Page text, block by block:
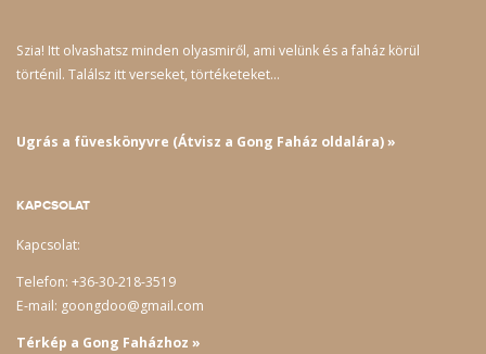
Szia! Itt olvashatsz minden olyasmiről, ami velünk és a faház körül
történil. Találsz itt verseket, törtéketeket…
Ugrás a füveskönyvre (Átvisz a Gong Faház oldalára) »
KAPCSOLAT
Kapcsolat:
Telefon: +36-30-218-3519
E-mail: goongdoo@gmail.com
Térkép a Gong Faházhoz »